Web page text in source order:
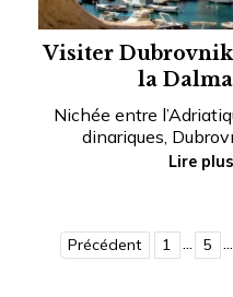
Visiter
la
Nichée entre
dinariques,
Lire plus
Précédent 1 5